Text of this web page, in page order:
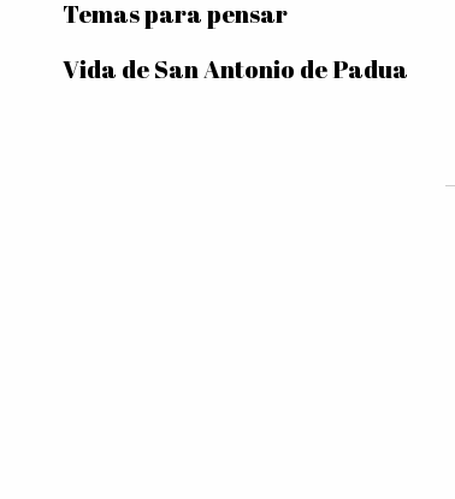
Temas para pensar
Vida de San Antonio de Padua